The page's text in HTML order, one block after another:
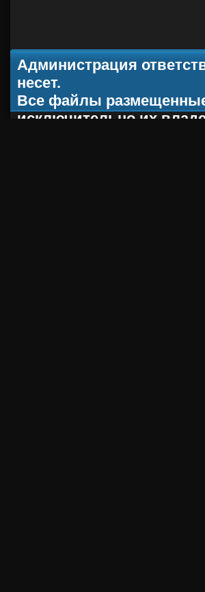
Администрация
несет.
Все файлы
исключительно их